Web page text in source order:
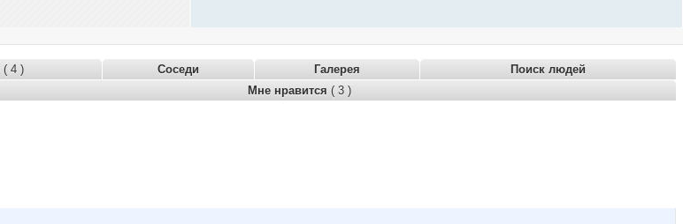
( 4 ) Соседи Галерея
Поиск людей
Мне нравится ( 3 )